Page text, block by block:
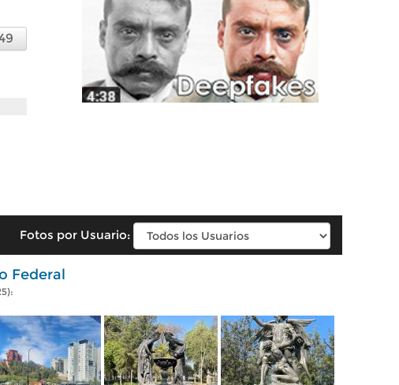
Fotos por Usuario:
Federal